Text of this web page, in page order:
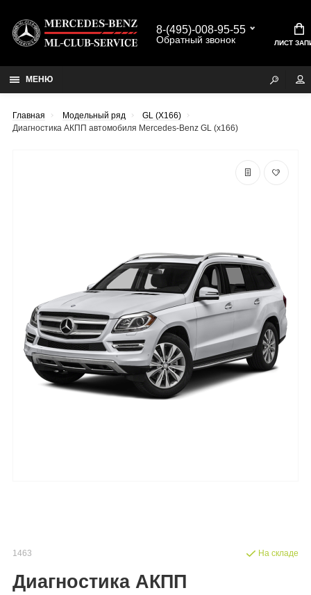
8-(495)-008-95-55
Обратный звонок ЛИСТ
МЕНЮ
Главная Модельный ряд
GL (X166)
Диагностика АКПП автомобиля Mercedes-Benz GL (x166)
1463
Диагностика АКПП
На складе